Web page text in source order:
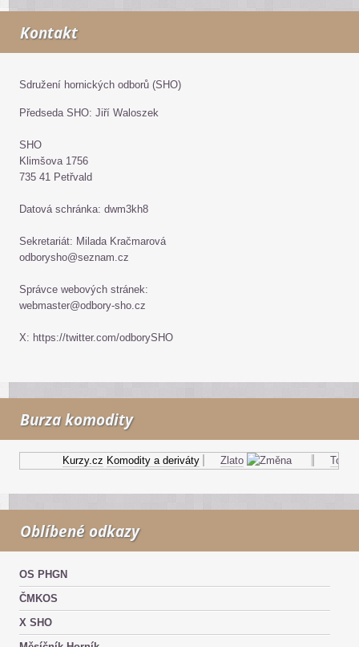
Kontakt
Sdružení hornických odborů (SHO)
Předseda SHO: Jiří Waloszek
SHO
Klimšova 1756
735 41 Petřvald
Datová schránka: dwm3kh8
Sekretariát: Milada Kračmarová
odborysho@seznam.cz
Správce webových stránek:
webmaster@odbory-sho.cz
X: https://twitter.com/odborySHO
Burza komodity
Kurzy.cz Komodity a deriváty Zlato Topný
Oblíbené odkazy
OS PHGN
ČMKOS
X SHO